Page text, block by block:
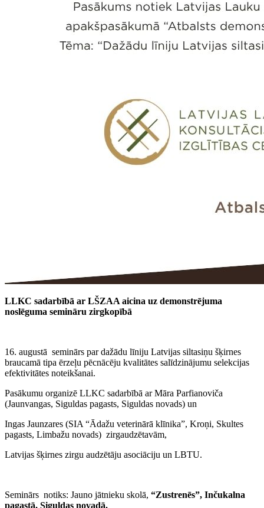
LLKC sadarbībā ar LŠZAA aicina uz demonstrējuma
noslēguma semināru zirgkopībā
16. augustā seminārs par dažādu līniju Latvijas siltasiņu šķirnes
braucamā tipa ērzeļu pēcnācēju kvalitātes salīdzinājumu selekcijas
efektivitātes noteikšanai.
Pasākumu organizē LLKC sadarbībā ar Māra Parfianoviča
(Jaunvangas, Siguldas pagasts, Siguldas novads) un
Ingas Jaunzares (SIA “Ādažu veterinārā klīnika”, Kroņi, Skultes
pagasts, Limbažu novads) zirgaudzētavām,
Latvijas šķirnes zirgu audzētāju asociāciju un LBTU.
Seminārs notiks: Jauno jātnieku skolā, “Zustrenēs”, Inčukalna
pagastā, Siguldas novadā.